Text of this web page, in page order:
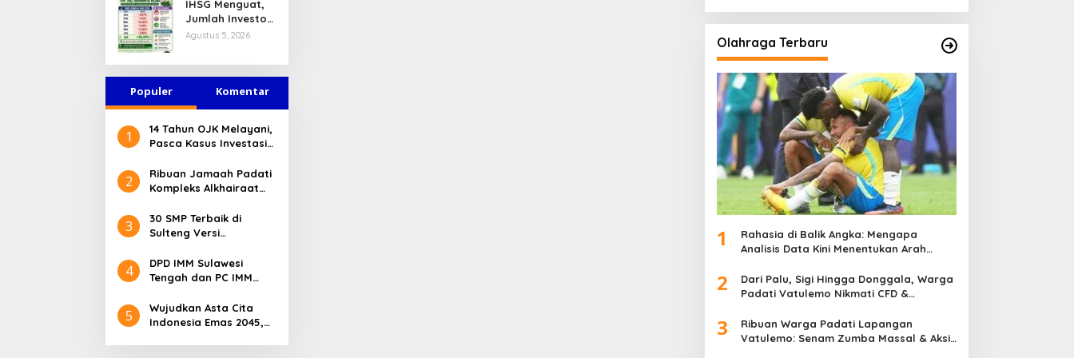
Jasa Keuangan
Tetap Terjaga
IHSG Menguat,
Jumlah Investor
Pasar Modal
Agustus 5, 2026
Populer Komentar
1
14 Tahun OJK Melayani,
Pasca Kasus Investasi
Sulteng Menilai Peran
OJK Sangat Penting
2
Ribuan Jamaah Padati
Kompleks Alkhairaat
Nasional dan Daerah
Hadir
3
30 SMP Terbaik di
Sulteng Versi
4
DPD IMM Sulawesi
Tengah dan PC IMM
Mantan Kapolresta
Palu
5
Wujudkan Asta Cita
Indonesia Emas 2045,
Olahraga Terbaru
1
Rahasia di Balik Angka: Mengapa
Analisis Data Kini Menentukan Arah
2
Dari Palu, Sigi Hingga Donggala, Warga
Padati Vatulemo Nikmati CFD &
3
Ribuan Warga Padati Lapangan
Vatulemo: Senam Zumba Massal & Aksi